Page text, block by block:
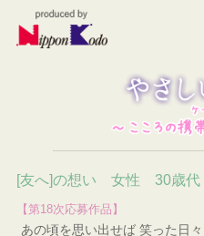
[友へ]の想い 女性 30歳代
【第18次応募作品】
あの頃を思い出せば 笑った日々